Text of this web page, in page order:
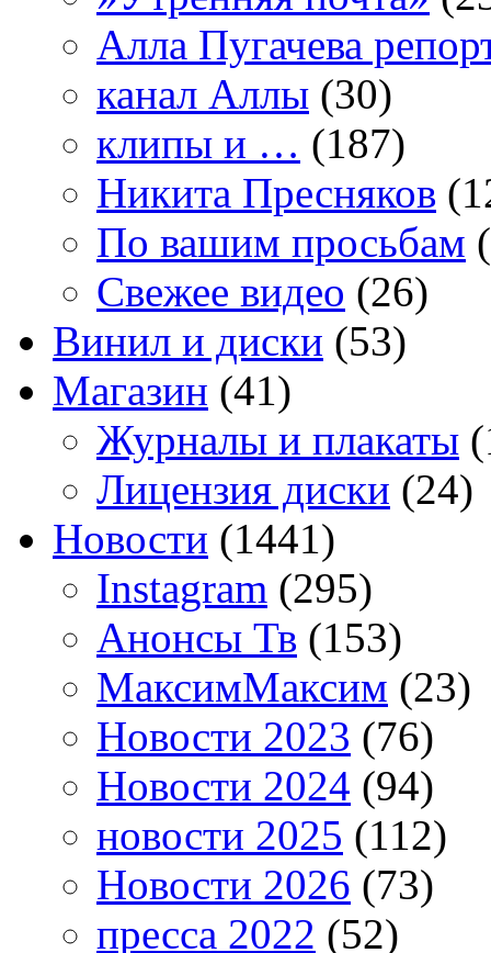
Алла Пугачева
канал Аллы (30)
клипы и … (187)
Никита Пресняков
По вашим просьбам
Свежее видео (26)
Винил и диски (53)
Магазин (41)
Журналы и плакаты
Лицензия диски (24)
Новости (1441)
Instagram (295)
Анонсы Тв (153)
МаксимМаксим (23)
Новости 2023 (76)
Новости 2024 (94)
новости 2025 (112)
Новости 2026 (73)
пресса 2022 (52)